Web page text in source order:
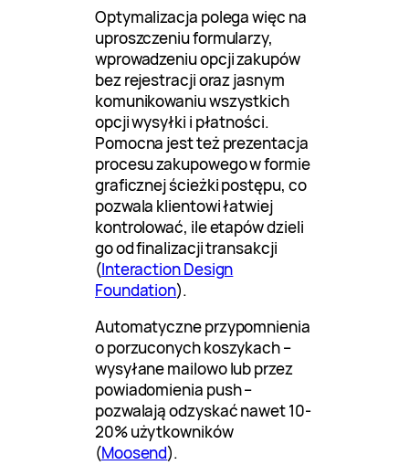
Optymalizacja polega więc na
uproszczeniu formularzy,
wprowadzeniu opcji zakupów
bez rejestracji oraz jasnym
komunikowaniu wszystkich
opcji wysyłki i płatności.
Pomocna jest też prezentacja
procesu zakupowego w formie
graficznej ścieżki postępu, co
pozwala klientowi łatwiej
kontrolować, ile etapów dzieli
go od finalizacji transakcji
(Interaction Design
Foundation).
Automatyczne przypomnienia
o porzuconych koszykach –
wysyłane mailowo lub przez
powiadomienia push –
pozwalają odzyskać nawet 10-
20% użytkowników
(Moosend).